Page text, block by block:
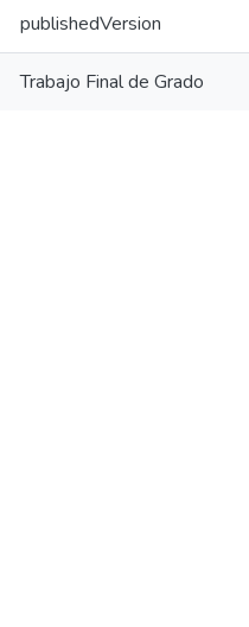
publishedVersion
Trabajo Final de Grado